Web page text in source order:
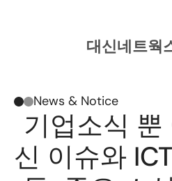
대신네트웍
News & Notice
기업소식 뿐
신 이슈와